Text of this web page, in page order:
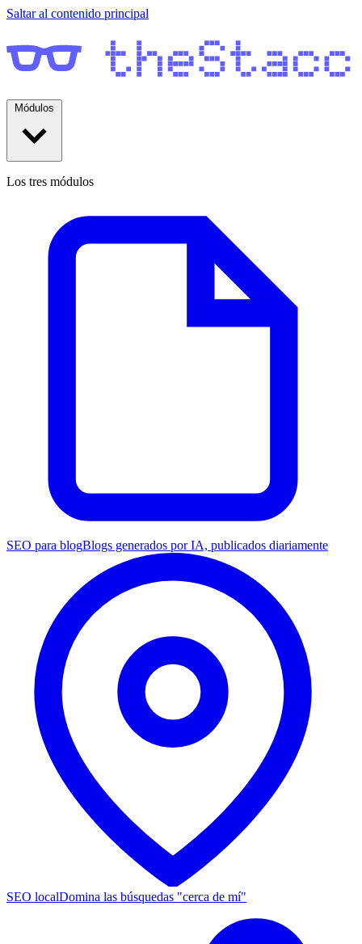
Saltar al contenido principal
Los tres módulos
SEO para blogBlogs generados por IA, publicados diariamente
SEO localDomina las búsquedas "cerca de mí"